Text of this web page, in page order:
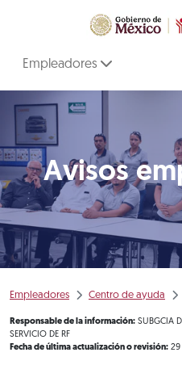
Empleadores
Avisos
Empleadores Centro de ayuda
Responsable de la información: SUBGCIA
SERVICIO DE RF
Fecha de última actualización o revisión: